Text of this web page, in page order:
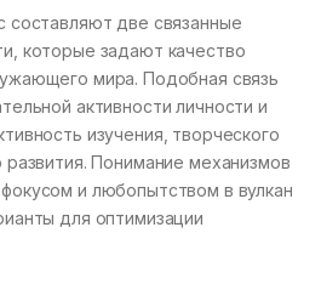
составляют две связанные
которые задают качество
мира. Подобная связь
активности личности и
изучения, творческого
развития. Понимание механизмов
и любопытством в вулкан
для оптимизации